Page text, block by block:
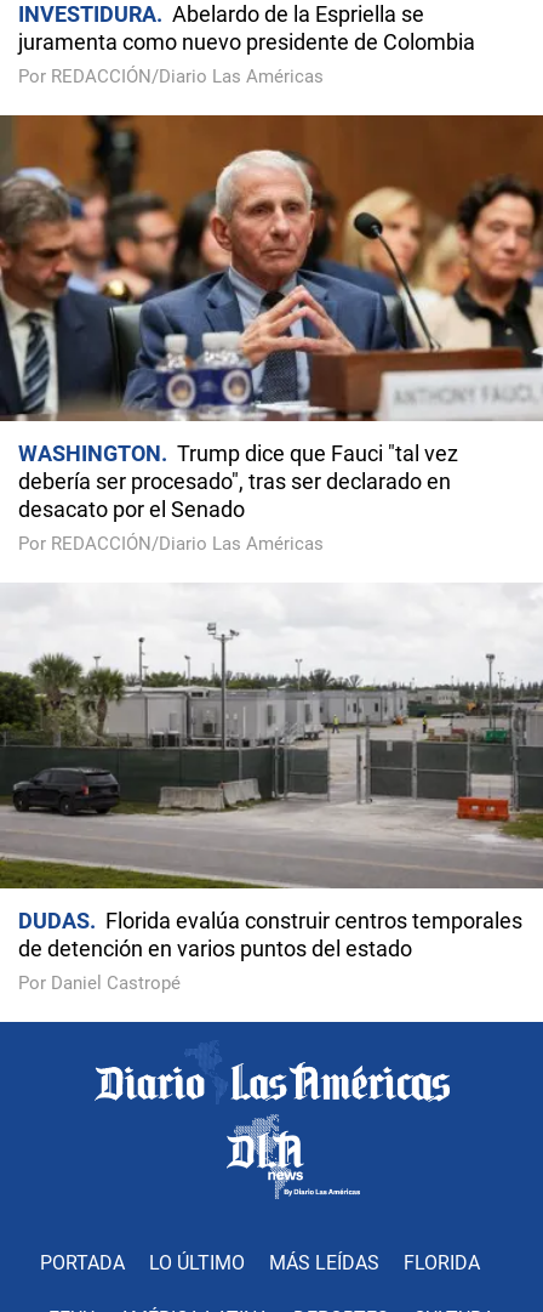
INVESTIDURA
Abelardo de la Espriella se
juramenta como nuevo presidente de Colombia
Por REDACCIÓN/Diario Las Américas
WASHINGTON
Trump dice que Fauci "tal vez
debería ser procesado", tras ser declarado en
desacato por el Senado
Por REDACCIÓN/Diario Las Américas
DUDAS
Florida evalúa construir centros temporales
de detención en varios puntos del estado
Por Daniel Castropé
PORTADA LO ÚLTIMO MÁS LEÍDAS FLORIDA